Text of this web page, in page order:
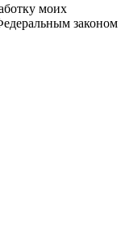
моих
законом